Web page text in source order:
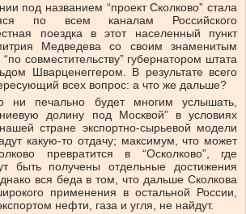
под названием “проект Сколково” стала
по всем каналам Российского
поездка в этот населенный пункт
Медведева со своим знаменитым
совместительству” губернатором штата
Шварценеггером. В результате всего
всех вопрос: а что же дальше?
ни печально будет многим услышать,
долину под Москвой” в условиях
стране экспортно-сырьевой модели
какую-то отдачу; максимум, что может
превратится в “Осколково”, где
быть получены отдельные достижения
вся беда в том, что дальше Сколкова
применения в остальной России,
нефти, газа и угля, не найдут.